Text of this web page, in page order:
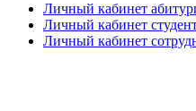
Личный кабинет
Личный кабинет
Личный кабинет